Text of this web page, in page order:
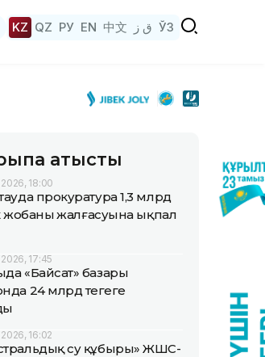
KZ QZ РУ EN 中文 ق ز ЎЗ
қатысты
18:00
прокуратура 1,3 млрд
жобаның жалғасуына ықпал
17:45
«Байсат» базары
24 млрд теңгеге
16:02
су құбыры» ЖШС-